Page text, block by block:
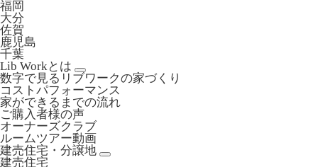
福岡
大分
佐賀
鹿児島
千葉
Lib Workとは
数字で見るリブワークの家づくり
コストパフォーマンス
家ができるまでの流れ
ご購入者様の声
オーナーズクラブ
ルームツアー動画
建売住宅・分譲地
建売住宅